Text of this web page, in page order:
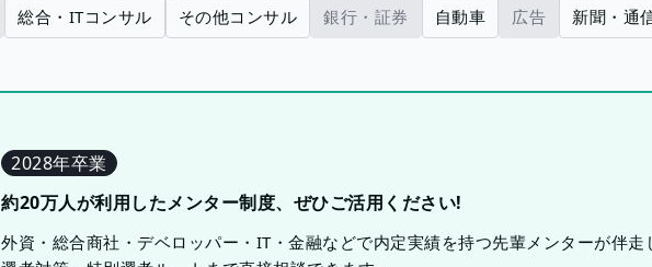
総合・ITコンサル その他コンサル 銀行・証券 自動車 広告 新聞・通
2028年卒業
約20万人が利用したメンター制度、ぜひご活用ください!
外資・総合商社・デベロッパー・IT・金融などで内定実績を持つ先輩メンターが伴走